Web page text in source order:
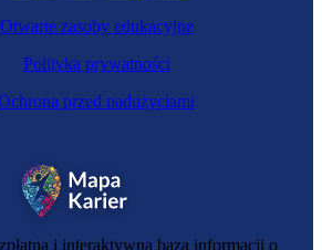
i interaktywna baza informacji o
Otwarte zasoby edukacyjne
Polityka prywatności
przed nadużyciami